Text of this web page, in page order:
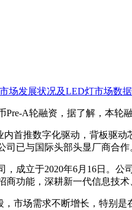
场发展状况及LED灯市场数据
A轮融资，据了解，本轮
推数字化驱动，背板驱动
已与国际头部头显厂商合作
立于2020年6月16日。公
功能，深耕新一代信息技
场需求不断增长，特别是